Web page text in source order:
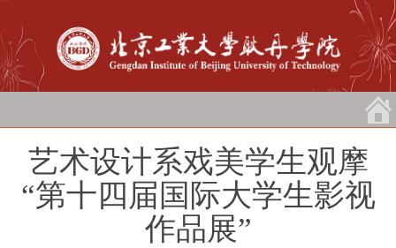
艺术设计系戏美学生观摩
“第十四届国际大学生影视
作品展”